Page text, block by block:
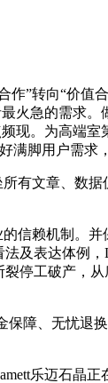
”转向“价值
火急的需求
现。为高端
脚用户需求
文章、数据
赖机制。
及表达体例
停工破产，
障、无忧退
乐迈石晶正